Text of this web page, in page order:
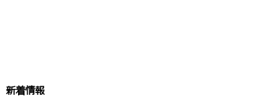
新着情報